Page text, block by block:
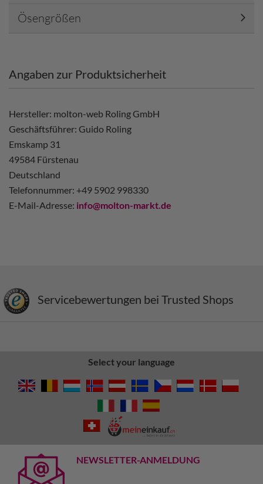
Ösengrößen
Angaben zur Produktsicherheit
Hersteller: molton-web Roling GmbH
Geschäftsführer: Guido Roling
Emskamp 31
49584 Fürstenau
Deutschland
Telefonnummer: +49 5902 998330
E-Mail-Adresse: info@molton-markt.de
Servicebewertungen bei Trusted Shops
Select your language
NEWSLETTER-ANMELDUNG